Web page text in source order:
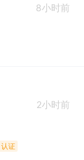
8小时前
2小时前
认证